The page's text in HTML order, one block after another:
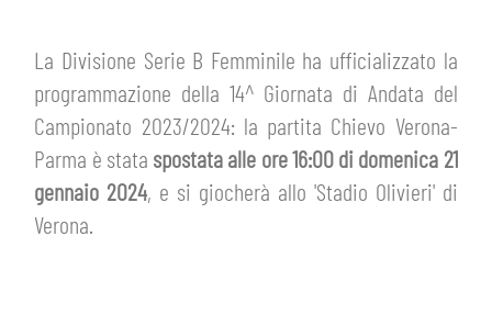
GIOVANILE FEMMINILE
FEMMINILE
HOSPITALITY
MUSEUM CLUB EXPERIENCE
ABBONAMENTI
INFO BIGLIETTI
SHOP
ESPORTS
La Divisione Serie B Femminile ha ufficializzato la
programmazione della 14^ Giornata di Andata del
Campionato 2023/2024: la partita Chievo Verona-
Parma è stata spostata alle ore 16:00 di domenica 21
gennaio 2024, e si giocherà allo 'Stadio Olivieri' di
Verona.